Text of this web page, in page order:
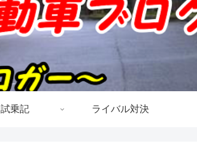
試乗記 ライバル対決